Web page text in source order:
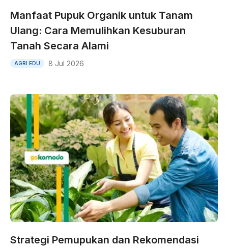
Manfaat Pupuk Organik untuk Tanam
Ulang: Cara Memulihkan Kesuburan
Tanah Secara Alami
AGRI EDU 8 Jul 2026
Strategi Pemupukan dan Rekomendasi